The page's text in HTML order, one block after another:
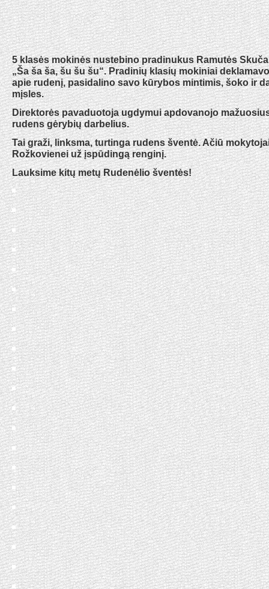
5 klasės mokinės nustebino pradinukus Ramutės
„Ša ša ša, šu šu šu“. Pradinių klasių mokiniai
apie rudenį, pasidalino savo kūrybos mintimis, šoko ir
mįsles.
Direktorės pavaduotoja ugdymui apdovanojo
rudens gėrybių darbelius.
Tai graži, linksma, turtinga rudens šventė. Ačiū
Rožkovienei už įspūdingą renginį.
Lauksime kitų metų Rudenėlio šventės!